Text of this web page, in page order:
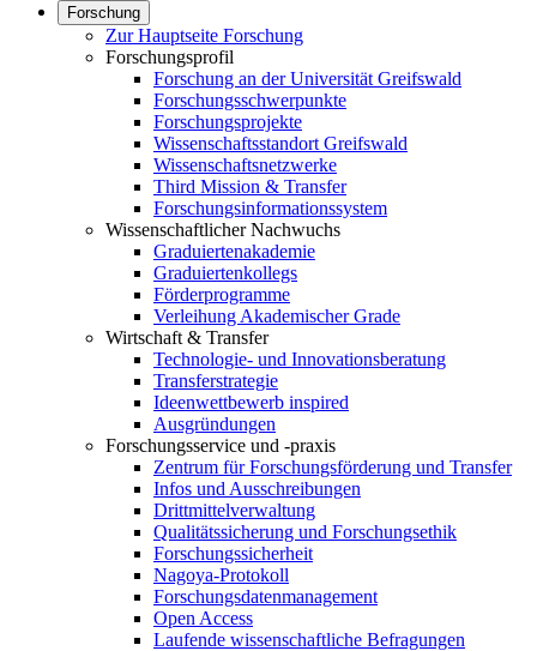
Forschung
Zur Hauptseite Forschung
Forschungsprofil
Forschung an der Universität Greifswald
Forschungsschwerpunkte
Forschungsprojekte
Wissenschaftsstandort Greifswald
Wissenschaftsnetzwerke
Third Mission & Transfer
Forschungsinformationssystem
Wissenschaftlicher Nachwuchs
Graduiertenakademie
Graduiertenkollegs
Förderprogramme
Verleihung Akademischer Grade
Wirtschaft & Transfer
Technologie- und Innovationsberatung
Transferstrategie
Ideenwettbewerb inspired
Ausgründungen
Forschungsservice und -praxis
Zentrum für Forschungsförderung und Transfer
Infos und Ausschreibungen
Drittmittelverwaltung
Qualitätssicherung und Forschungsethik
Forschungssicherheit
Nagoya-Protokoll
Forschungsdatenmanagement
Open Access
Laufende wissenschaftliche Befragungen